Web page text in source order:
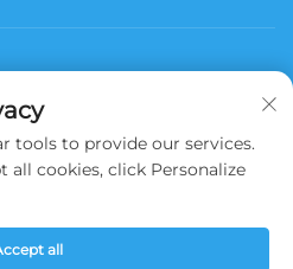
Suscribirse
Iron Tower Group Co., Ltd. Todos los
Política de privacidad
tools to provide our services.
cookies, click Personalize
all